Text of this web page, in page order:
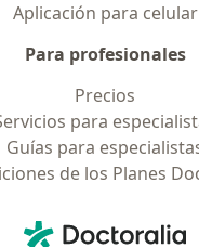
Aplicación para celular
Para profesionales
Precios
para
Guías para
de los Planes
Doctoralia -